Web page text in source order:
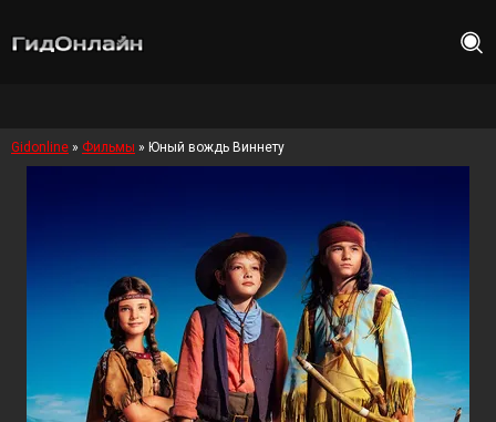
Gidonline » Фильмы » Юный вождь Виннету